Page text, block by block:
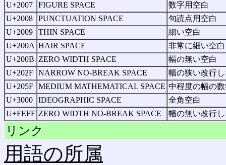
U+2007
FIGURE SPACE
数字用空白
U+2008
PUNCTUATION SPACE
句読点用空白
U+2009
THIN SPACE
細い空白
U+200A HAIR SPACE
非常に細い空白
U+200B ZERO WIDTH SPACE
幅の無い空白
U+202F NARROW NO-BREAK SPACE
幅の狭い改行
U+205F MEDIUM MATHEMATICAL SPACE 中程度の幅の
U+3000
IDEOGRAPHIC SPACE
全角空白
U+FEFF ZERO WIDTH NO-BREAK SPACE 幅の無い改行
リンク
用語の所属